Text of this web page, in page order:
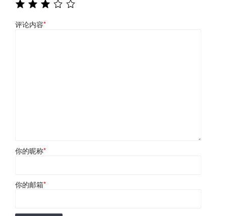
评论内容*
你的昵称*
你的邮箱*